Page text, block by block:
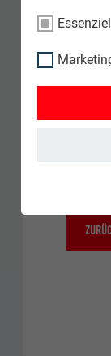
Essenziell